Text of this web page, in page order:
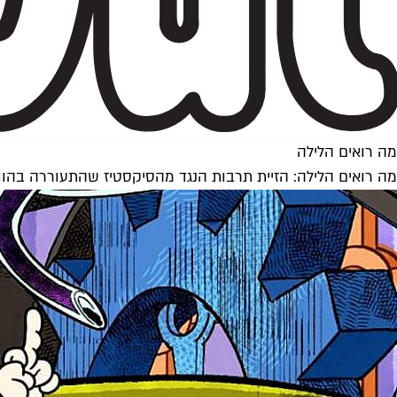
מה רואים הלילה
מה רואים הלילה: הזיית תרבות הנגד מהסיקסטיז שהתעוררה